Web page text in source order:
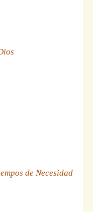
de Necesidad